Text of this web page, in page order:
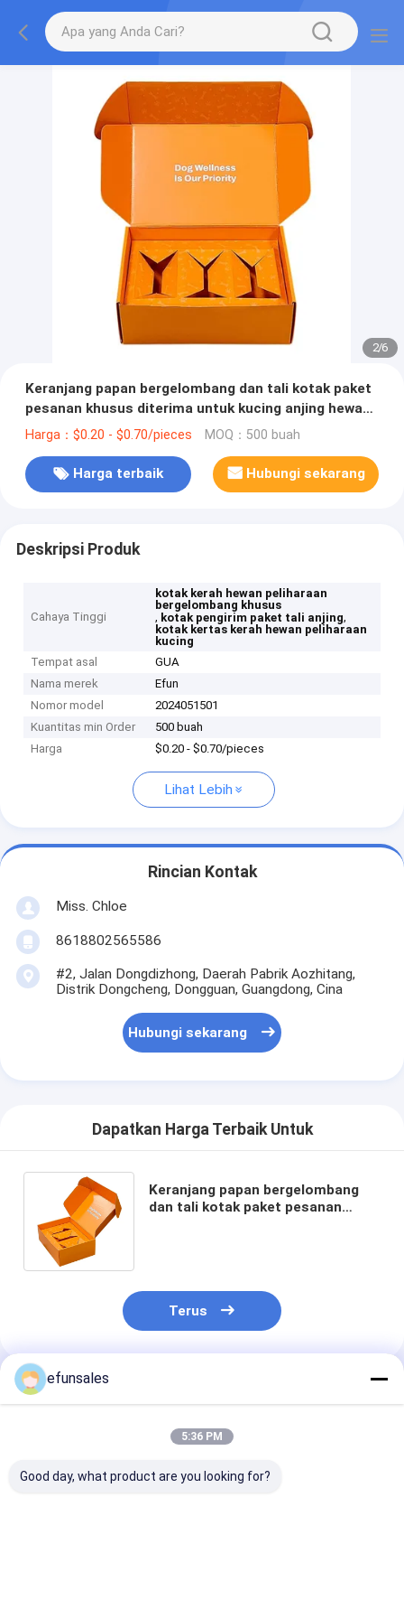
2/6
Keranjang papan bergelombang dan tali kotak paket
pesanan khusus diterima untuk kucing anjing hewan
peliharaan
Harga：$0.20 - $0.70/pieces MOQ：500 buah
Harga terbaik Hubungi sekarang
Deskripsi Produk
Cahaya Tinggi
kotak kerah hewan peliharaan
bergelombang khusus
, kotak pengirim paket tali anjing,
kotak kertas kerah hewan peliharaan
kucing
Tempat asal
GUA
Nama merek
Efun
Nomor model
2024051501
Kuantitas min Order
500 buah
Harga
$0.20 - $0.70/pieces
Lihat Lebih
Rincian Kontak
Miss. Chloe
8618802565586
#2, Jalan Dongdizhong, Daerah Pabrik Aozhitang,
Distrik Dongcheng, Dongguan, Guangdong, Cina
Hubungi sekarang
Dapatkan Harga Terbaik Untuk
Keranjang papan bergelombang
dan tali kotak paket pesanan
Terus
Rekomendasi Produk
efunsales
5:36 PM
Good day, what product are you looking for?